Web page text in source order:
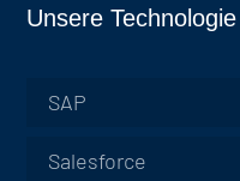
Unsere
SAP
Salesforce